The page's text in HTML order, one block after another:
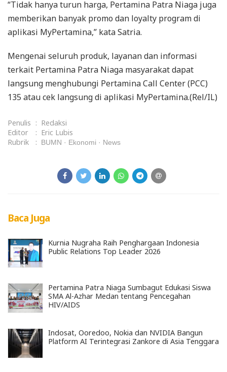
“Tidak hanya turun harga, Pertamina Patra Niaga juga
memberikan banyak promo dan loyalty program di
aplikasi MyPertamina,” kata Satria.
Mengenai seluruh produk, layanan dan informasi
terkait Pertamina Patra Niaga masyarakat dapat
langsung menghubungi Pertamina Call Center (PCC)
135 atau cek langsung di aplikasi MyPertamina.(Rel/IL)
Penulis : Redaksi
Editor
: Eric Lubis
Rubrik
: BUMN Ekonomi News
Baca Juga
Kurnia Nugraha Raih Penghargaan Indonesia
Public Relations Top Leader 2026
Pertamina Patra Niaga Sumbagut Edukasi Siswa
SMA Al-Azhar Medan tentang Pencegahan
HIV/AIDS
Indosat, Ooredoo, Nokia dan NVIDIA Bangun
Platform AI Terintegrasi Zankore di Asia Tenggara